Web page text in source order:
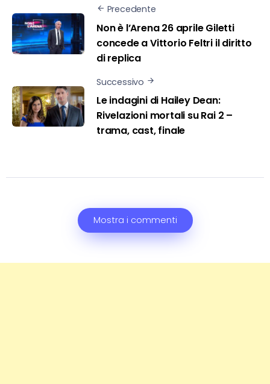
Precedente
Non è l’Arena 26 aprile Giletti
concede a Vittorio Feltri il diritto
di replica
Successivo
Le indagini di Hailey Dean:
Rivelazioni mortali su Rai 2 –
trama, cast, finale
Mostra i commenti